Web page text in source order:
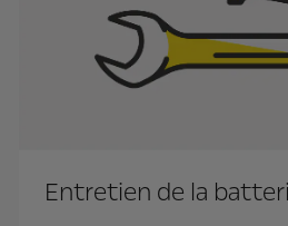
Entretien de la